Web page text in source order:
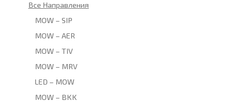
Все Направления
MOW – SIP
MOW – AER
MOW – TIV
MOW – MRV
LED – MOW
MOW – BKK